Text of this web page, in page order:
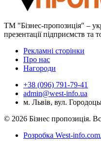
ТМ "Бізнес-пропозиція" –
презентації підприємств та
Рекламні сторінки
Про нас
Нагороди
+38 (096) 791-79-41
admin@west-info.ua
м. Львів, вул.
© 2026 Бізнес пропозиція.
Розробка West-